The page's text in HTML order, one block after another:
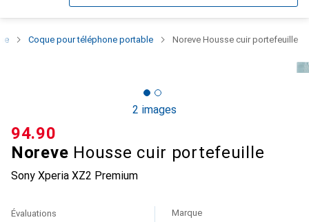
Coque pour téléphone portable Noreve Housse cuir portefeuille
2 images
Noreve Housse cuir portefeuille
Sony Xperia XZ2 Premium
CHF
94.90
Évaluations Marque